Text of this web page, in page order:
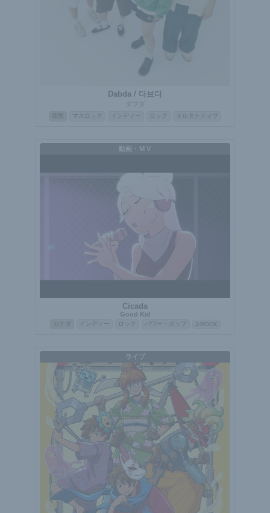
Dabda / 다브다
ダブダ
マスロック インディー ロック オルタナティブ
動画・ＭＶ
Cicada
Good Kid
カナダ インディー ロック パワー・ポップ J-ROCK
ライブ